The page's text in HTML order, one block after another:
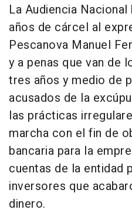
La Audiencia
años de cárcel al
Pescanova Manuel
y a penas que van de
tres años y medio de
acusados de la
las prácticas
marcha con el fin de
bancaria para la
cuentas de la entidad
inversores que
dinero.